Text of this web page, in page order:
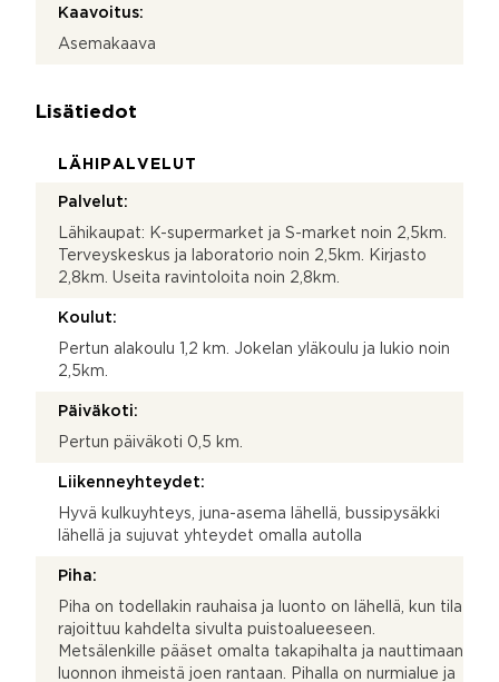
Kaavoitus:
Asemakaava
Lisätiedot
LÄHIPALVELUT
Palvelut:
Lähikaupat: K-supermarket ja S-market noin 2,5km.
Terveyskeskus ja laboratorio noin 2,5km. Kirjasto
2,8km. Useita ravintoloita noin 2,8km.
Koulut:
Pertun alakoulu 1,2 km. Jokelan yläkoulu ja lukio noin
2,5km.
Päiväkoti:
Pertun päiväkoti 0,5 km.
Liikenneyhteydet:
Hyvä kulkuyhteys, juna-asema lähellä, bussipysäkki
lähellä ja sujuvat yhteydet omalla autolla
Piha:
Piha on todellakin rauhaisa ja luonto on lähellä, kun tila
rajoittuu kahdelta sivulta puistoalueeseen.
Metsälenkille pääset omalta takapihalta ja nauttimaan
luonnon ihmeistä joen rantaan. Pihalla on nurmialue ja